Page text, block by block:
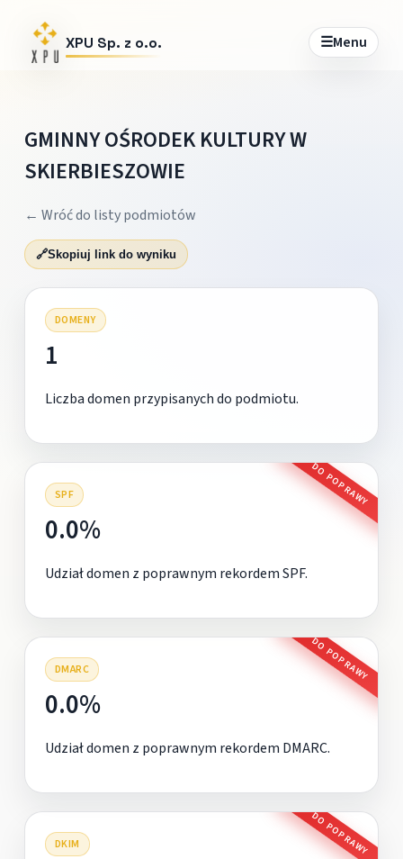
XPU Sp. z o.o. ☰Menu
GMINNY OŚRODEK KULTURY W
SKIERBIESZOWIE
← Wróć do listy podmiotów
🔗Skopiuj link do wyniku
DOMENY
1
Liczba domen przypisanych do podmiotu.
SPF DO POPRAWY
0.0%
Udział domen z poprawnym rekordem SPF.
DMARC DO POPRAWY
0.0%
Udział domen z poprawnym rekordem DMARC.
DKIM DO POPRAWY